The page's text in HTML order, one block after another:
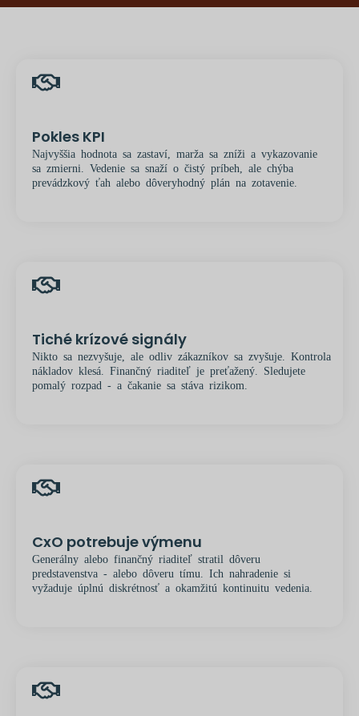
Pokles KPI
Najvyššia hodnota sa zastaví, marža sa zníži a vykazovanie
sa zmierni. Vedenie sa snaží o čistý príbeh, ale chýba
prevádzkový ťah alebo dôveryhodný plán na zotavenie.
Tiché krízové signály
Nikto sa nezvyšuje, ale odliv zákazníkov sa zvyšuje. Kontrola
nákladov klesá. Finančný riaditeľ je preťažený. Sledujete
pomalý rozpad - a čakanie sa stáva rizikom.
CxO potrebuje výmenu
Generálny alebo finančný riaditeľ stratil dôveru
predstavenstva - alebo dôveru tímu. Ich nahradenie si
vyžaduje úplnú diskrétnosť a okamžitú kontinuitu vedenia.